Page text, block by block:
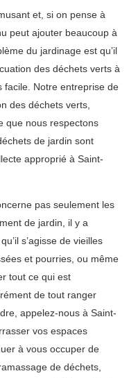
et, si on pense à
peut ajouter beaucoup à
du jardinage est qu’il
des déchets verts à
facile. Notre entreprise de
des déchets verts,
que nous respectons
de jardin sont
approprié à Saint-
pas seulement les
de jardin, il y a
s’agisse de vieilles
et pourries, ou même
tout ce qui est
de tout ranger
appelez-nous à Saint-
vos espaces
à vous occuper de
de déchets,